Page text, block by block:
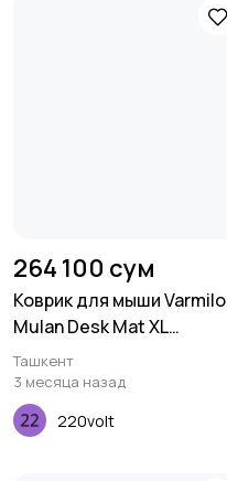
264 100 сум
Коврик для мыши Varmilo
Mulan Desk Mat XL
(900х400х3мм)
Ташкент
3 месяца назад
220volt